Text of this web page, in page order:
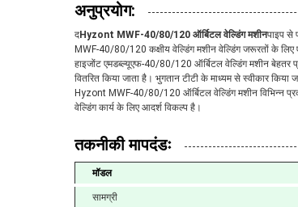
अनुप्रयोग:
दHyzont MWF-40/80/120 ऑर्बिटल वेल्डिंग मशीनपाइप से
MWF-40/80/120 कक्षीय वेल्डिंग मशीन वेल्डिंग जरूरतों के लिए
हाइजोंट एमडब्ल्यूएफ-40/80/120 ऑर्बिटल वेल्डिंग मशीन
वितरित किया जाता है। भुगतान टीटी के माध्यम से स्वीकार किया
Hyzont MWF-40/80/120 ऑर्बिटल वेल्डिंग मशीन विभिन्न
वेल्डिंग कार्य के लिए आदर्श विकल्प है।
तकनीकी मापदंडः
मॉडल
सामग्री